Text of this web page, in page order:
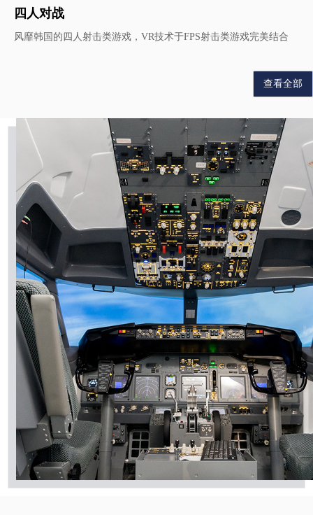
四人对战
风靡韩国的四人射击类游戏，VR技术于FPS射击类游戏完美结合
查看全部